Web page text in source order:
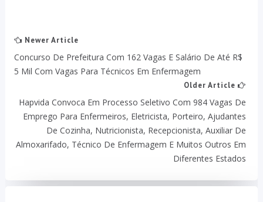
Newer Article
Concurso De Prefeitura Com 162 Vagas E Salário De Até R$
5 Mil Com Vagas Para Técnicos Em Enfermagem
Older Article
Hapvida Convoca Em Processo Seletivo Com 984 Vagas De
Emprego Para Enfermeiros, Eletricista, Porteiro, Ajudantes
De Cozinha, Nutricionista, Recepcionista, Auxiliar De
Almoxarifado, Técnico De Enfermagem E Muitos Outros Em
Diferentes Estados